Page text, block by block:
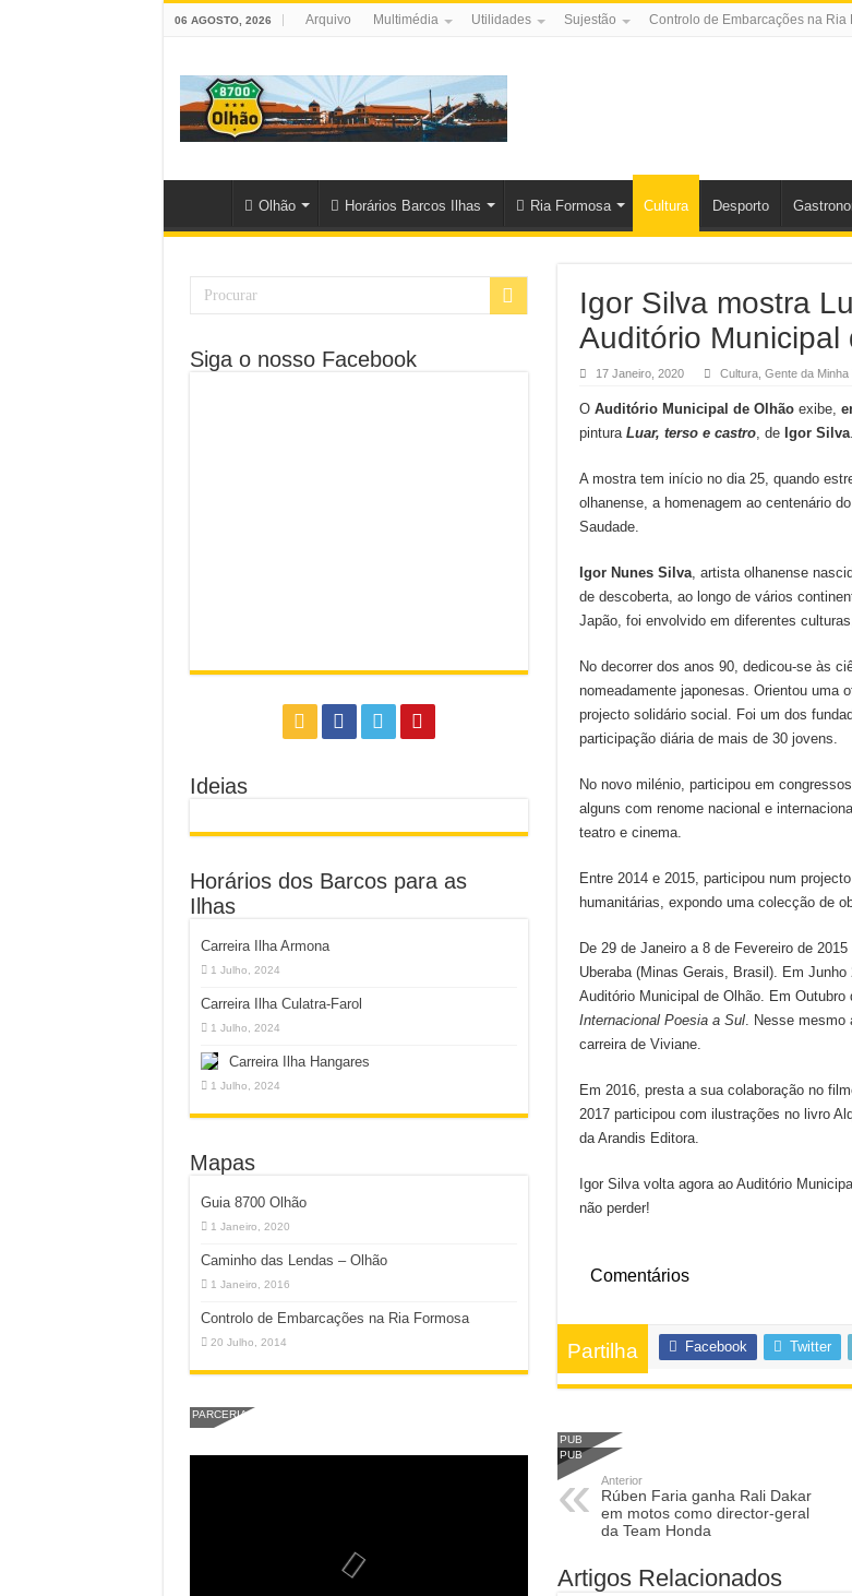
06 AGOSTO, 2026 Arquivo Multimédia Utilidades Sujestão Controlo de Embarcações na Ria
Olhão Horários Barcos Ilhas Ria Formosa Cultura Desporto
Igor Silva mostra
Auditório Municipal
17 Janeiro, 2020 Cultura, Gente da Minha
O Auditório Municipal de Olhãoexibe,
pintura Luar, terso e castro, de Igor Silva.
A mostra tem início no dia 25, quando
olhanense, a homenagem ao centenário
Saudade.
Igor Nunes Silva, artista olhanense
de descoberta, ao longo de vários
Japão, foi envolvido em diferentes
No decorrer dos anos 90, dedicou-se às
nomeadamente japonesas. Orientou uma
projecto solidário social. Foi um dos
participação diária de mais de 30 jovens.
No novo milénio, participou em
alguns com renome nacional e
teatro e cinema.
Entre 2014 e 2015, participou num
humanitárias, expondo uma colecção de
De 29 de Janeiro a 8 de Fevereiro de
Uberaba (Minas Gerais, Brasil). Em
Auditório Municipal de Olhão. Em
Internacional Poesia a Sul. Nesse mesmo
carreira de Viviane.
Em 2016, presta a sua colaboração no
2017 participou com ilustrações no livro
da Arandis Editora.
Igor Silva volta agora ao Auditório
não perder!
Comentários
Partilha Facebook Twitter
PUB
PUB
Anterior
Rúben Faria ganha Rali Dakar
em motos como director-geral
da Team Honda
Artigos Relacionados
Siga o nosso Facebook
Ideias
Horários dos Barcos para as
Ilhas
Carreira Ilha Armona
1 Julho, 2024
Carreira Ilha Culatra-Farol
1 Julho, 2024
Carreira Ilha Hangares
1 Julho, 2024
Mapas
Guia 8700 Olhão
1 Janeiro, 2020
Caminho das Lendas – Olhão
1 Janeiro, 2016
Controlo de Embarcações na Ria Formosa
20 Julho, 2014
PARCERIA